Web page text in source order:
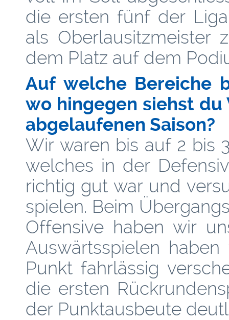
die ersten fünf der
als Oberlausitzmeister
dem Platz auf dem
Auf welche Bereiche
wo hingegen siehst
abgelaufenen Saison?
Wir waren bis auf 2 bis
welches in der
richtig gut war und
spielen. Beim
Offensive haben wir
Auswärtsspielen
Punkt fahrlässig
die ersten
der Punktausbeute